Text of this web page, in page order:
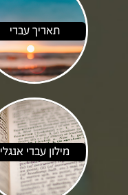
תאריך עברי
מילון עברי אנגלי